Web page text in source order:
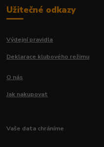
Užitečné odkazy
Výdejní pravidla
Deklarace klubového režimu
O nás
Jak nakupovat
Vaše data chráníme